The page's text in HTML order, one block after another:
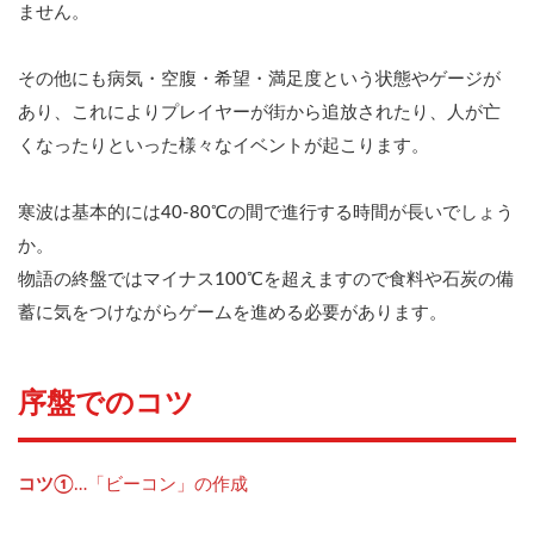
ません。
その他にも病気・空腹・希望・満足度という状態やゲージが
あり、これによりプレイヤーが街から追放されたり、人が亡
くなったりといった様々なイベントが起こります。
寒波は基本的には40-80℃の間で進行する時間が長いでしょう
か。
物語の終盤ではマイナス100℃を超えますので食料や石炭の備
蓄に気をつけながらゲームを進める必要があります。
序盤でのコツ
コツ①…「ビーコン」の作成